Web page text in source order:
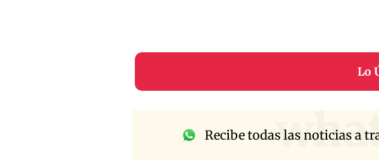
Lo
Recibe todas las noticias a